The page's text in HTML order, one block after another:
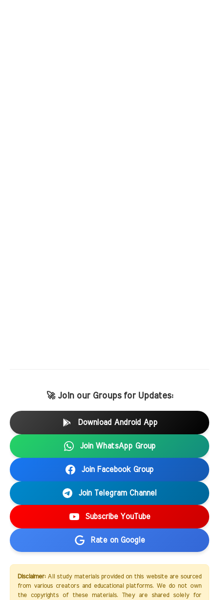
🚀 Join our Groups for Updates:
Download Android App
Join WhatsApp Group
Join Facebook Group
Join Telegram Channel
Subscribe YouTube
Rate on Google
Disclaimer:All study materials provided on this website are sourced
from various creators and educational platforms. We do not own
the copyrights of these materials. They are shared solely for